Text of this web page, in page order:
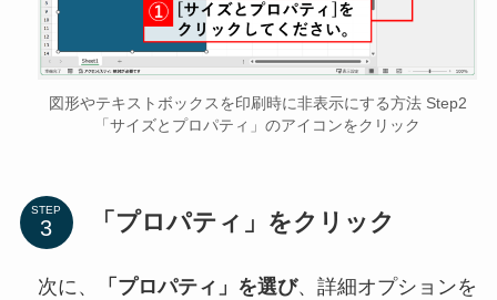
図形やテキストボックスを印刷時に非表示にする方法 Step2
「サイズとプロパティ」のアイコンをクリック
STEP 「プロパティ」をクリック
次に、 「プロパティ」を選び、詳細オプションを